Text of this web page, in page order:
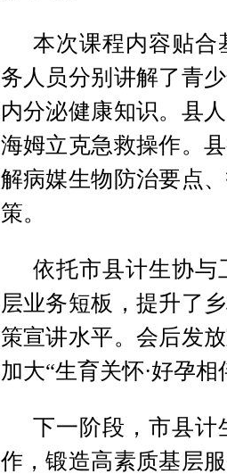
本次课程内容贴合
务人员分别讲解了青
内分泌健康知识。县
海姆立克急救操作。
解病媒生物防治要点
策。
依托市县计生协与
层业务短板，提升了
策宣讲水平。会后发
加大“生育关怀·好孕
下一阶段，市县计
作，锻造高素质基层